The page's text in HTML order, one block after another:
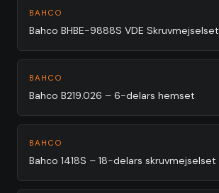
BAHCO
Bahco BHBE-9888S VDE Skruvmejselset
BAHCO
Bahco B219.026 – 6-delars hemset
BAHCO
Bahco 1418S – 18-delars skruvmejselset